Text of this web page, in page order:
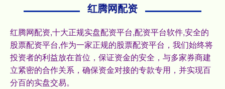
红腾网配资
红腾网配资,十大正规实盘配资平台,配资平台软件,安全的
股票配资平台,作为一家正规的股票配资平台，我们始终将
投资者的利益放在首位，保证资金的安全，与多家券商建
立紧密的合作关系，确保资金对接的专款专用，并实现百
分百的实盘交易。